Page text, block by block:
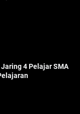
4 Pelajar SMA